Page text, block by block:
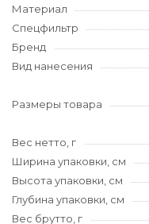
Материал
Спецфильтр
Бренд
Вид нанесения
Размеры товара
Вес нетто, г
Ширина упаковки, см
Высота упаковки, см
Глубина упаковки, см
Вес брутто, г